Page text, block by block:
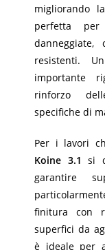
migliorando
perfetta
resistenti.
importante
rinforzo
specifiche di
Per i lavori
Koine 3.1 si
garantire
finitura con
superfici da
è ideale per